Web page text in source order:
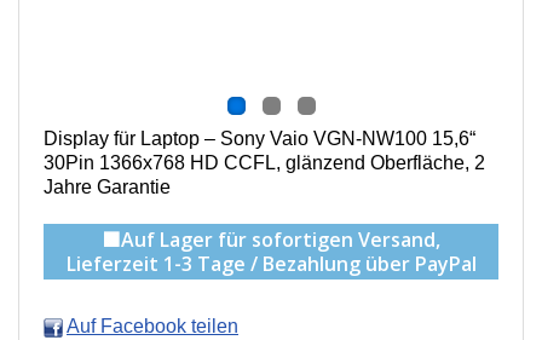
Display für Laptop – Sony Vaio VGN-NW100 15,6“
30Pin 1366x768 HD CCFL, g länzend Oberfläche, 2
Jahre Garantie
🟩Auf Lager für sofortigen Versand,
Lieferzeit 1-3 Tage / Bezahlung über PayPal
Auf Facebook teilen